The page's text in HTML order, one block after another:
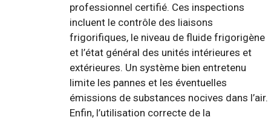
professionnel certifié. Ces inspections
incluent le contrôle des liaisons
frigorifiques, le niveau de fluide frigorigène
et l’état général des unités intérieures et
extérieures. Un système bien entretenu
limite les pannes et les éventuelles
émissions de substances nocives dans l’air.
Enfin, l’utilisation correcte de la